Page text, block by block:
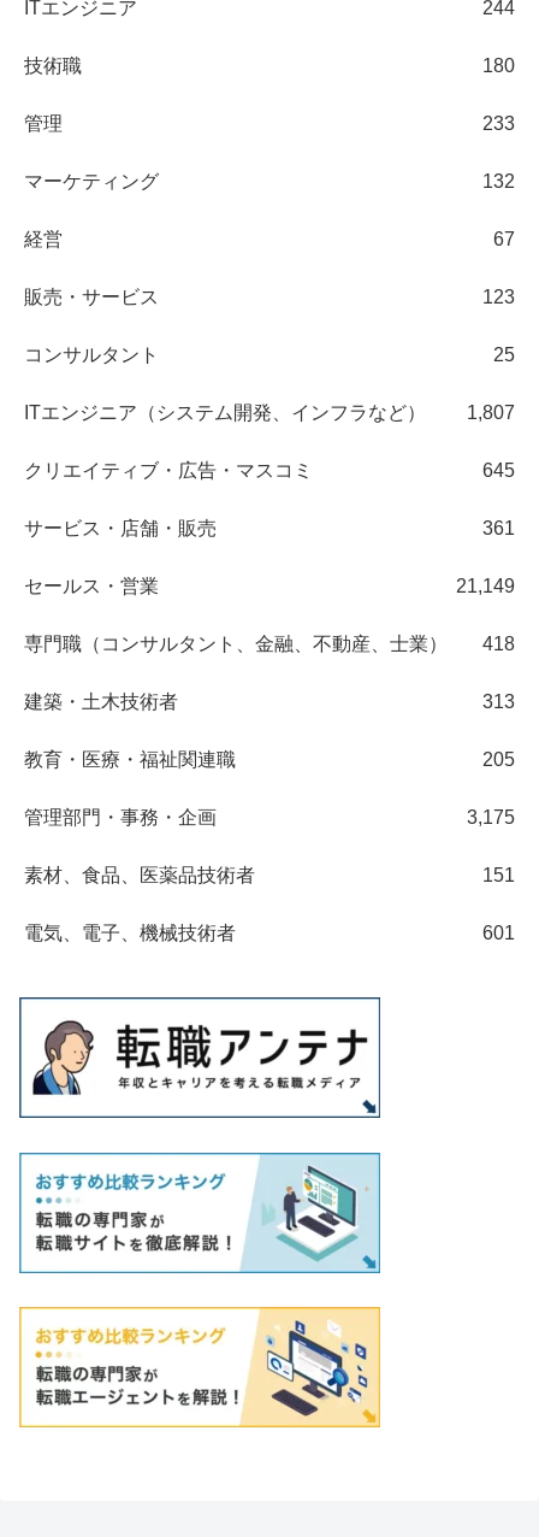
ITエンジニア 244
技術職 180
管理 233
マーケティング 132
経営 67
販売・サービス 123
コンサルタント 25
ITエンジニア（システム開発、インフラなど） 1,807
クリエイティブ・広告・マスコミ 645
サービス・店舗・販売 361
セールス・営業 21,149
専門職（コンサルタント、金融、不動産、士業） 418
建築・土木技術者 313
教育・医療・福祉関連職 205
管理部門・事務・企画 3,175
素材、食品、医薬品技術者 151
電気、電子、機械技術者 601